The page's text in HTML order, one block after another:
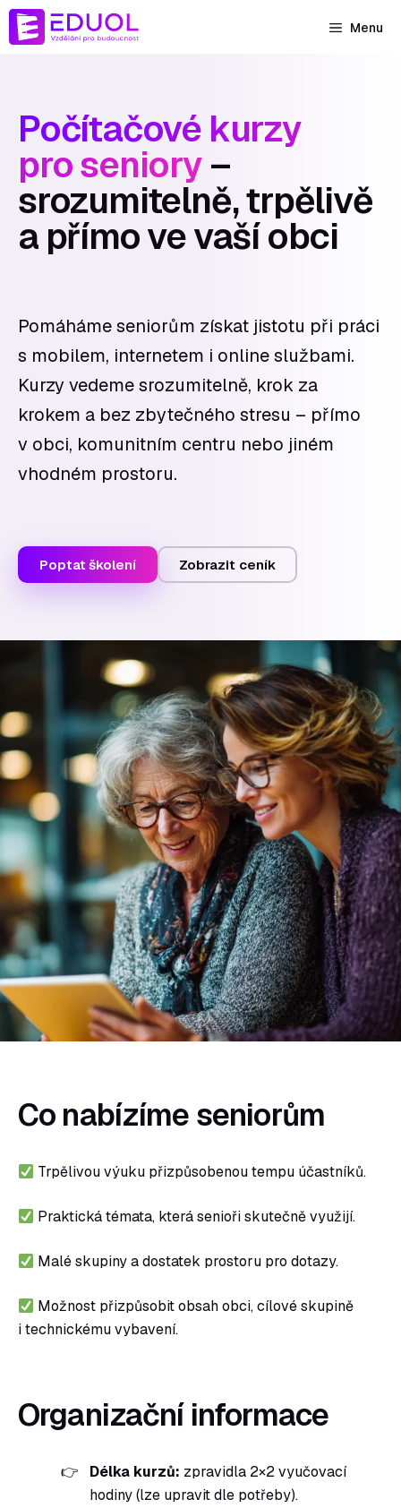
Přeskočit
Menu
Počítačové kurzy
pro seniory–
srozumitelně, trpělivě
a přímo ve vaší obci
Pomáháme seniorům získat jistotu při práci
s mobilem, internetem i online službami.
Kurzy vedeme srozumitelně, krok za
krokem a bez zbytečného stresu – přímo
v obci, komunitním centru nebo jiném
vhodném prostoru.
Poptat školení Zobrazit ceník
Co nabízíme seniorům
Trpělivou výuku přizpůsobenou tempu účastníků.
Praktická témata, která senioři skutečně využijí.
Malé skupiny a dostatek prostoru pro dotazy.
Možnost přizpůsobit obsah obci, cílové skupině
i technickému vybavení.
Organizační informace
Délka kurzů: zpravidla 2×2 vyučovací
hodiny (lze upravit dle potřeby).